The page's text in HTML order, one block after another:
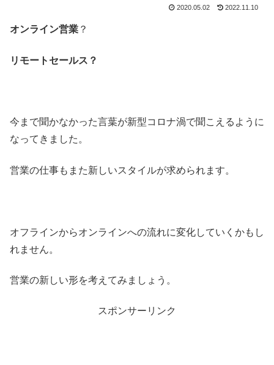
2020.05.02 2022.11.10
オンライン営業 ？
リモートセールス？
今まで聞かなかった言葉が新型コロナ渦で聞こえるように
なってきました。
営業の仕事もまた新しいスタイルが求められます。
オフラインからオンラインへの流れに変化していくかもし
れません。
営業の新しい形を考えてみましょう。
スポンサーリンク